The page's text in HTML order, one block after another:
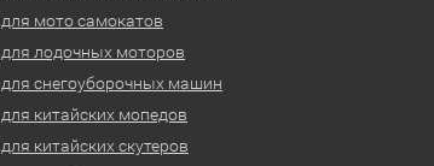
мото самокатов
лодочных моторов
снегоуборочных машин
китайских мопедов
китайских скутеров